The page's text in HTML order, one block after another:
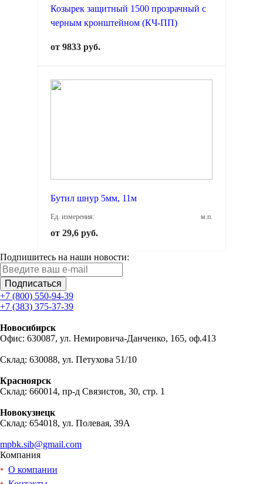
Козырек защитный 1500 прозрачный с
черным кронштейном (КЧ-ПП)
от 9833 руб.
Бутил шнур 5мм, 11м
Ед. измерения: м.п.
от 29,6 руб.
Подпишитесь на наши новости:
Подписаться
+7 (800) 550-94-39
+7 (383) 375-37-39
Новосибирск
Офис: 630087, ул. Немировича-Данченко, 165, оф.413
Склад: 630088, ул. Петухова 51/10
Красноярск
Склад: 660014, пр-д Связистов, 30, стр. 1
Новокузнецк
Склад: 654018, ул. Полевая, 39А
mpbk.sib@gmail.com
Компания
О компании